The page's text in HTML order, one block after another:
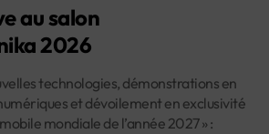
au salon
2026
technologies, démonstrations en
et dévoilement en exclusivité
mondiale de l’année 2027 » :